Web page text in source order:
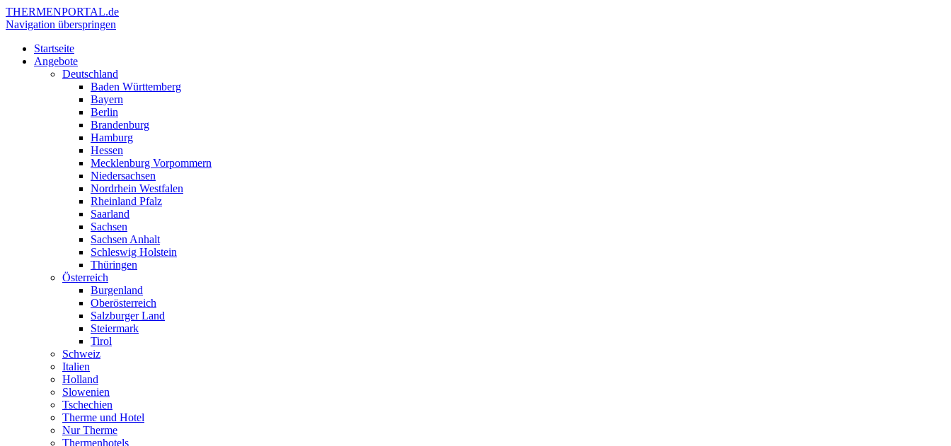
THERMENPORTAL.de
Navigation überspringen
Startseite
Angebote
Deutschland
Baden Württemberg
Bayern
Berlin
Brandenburg
Hamburg
Hessen
Mecklenburg Vorpommern
Niedersachsen
Nordrhein Westfalen
Rheinland Pfalz
Saarland
Sachsen
Sachsen Anhalt
Schleswig Holstein
Thüringen
Österreich
Burgenland
Oberösterreich
Salzburger Land
Steiermark
Tirol
Schweiz
Italien
Holland
Slowenien
Tschechien
Therme und Hotel
Nur Therme
Thermenhotels